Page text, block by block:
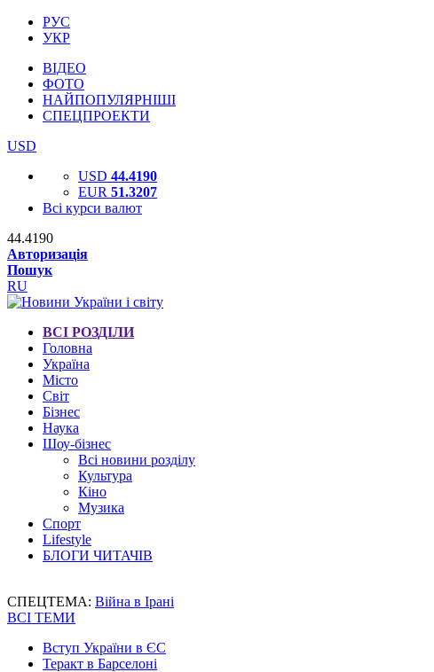
РУС
УКР
ВІДЕО
ФОТО
НАЙПОПУЛЯРНІШІ
СПЕЦПРОЕКТИ
USD
USD 44.4190
EUR 51.3207
Всі курси валют
44.4190
Авторизація
Пошук
RU
ВСІ РОЗДІЛИ
Головна
Україна
Місто
Світ
Бізнес
Наука
Шоу-бізнес
Всі новини розділу
Культура
Кіно
Музика
Спорт
Lifestyle
БЛОГИ ЧИТАЧІВ
СПЕЦТЕМА: Війна в Ірані
ВСІ ТЕМИ
Вступ України в ЄС
Теракт в Барселоні